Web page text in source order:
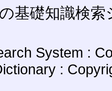
基礎知識検索
System :
: